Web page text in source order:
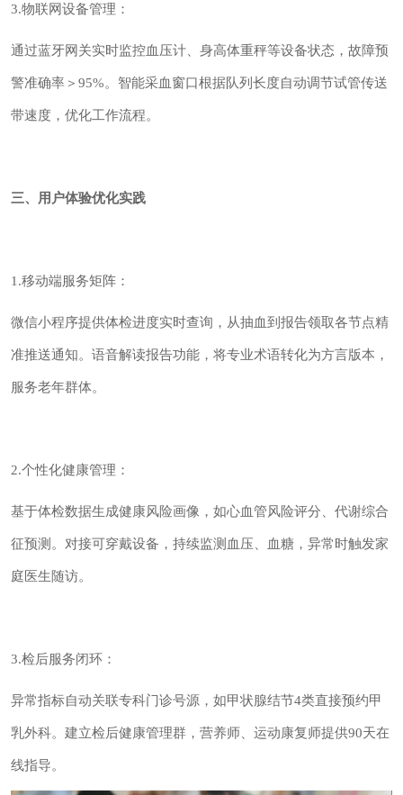
3.物联网设备管理：
通过蓝牙网关实时监控血压计、身高体重秤等设备状态，故障预
警准确率＞95%。智能采血窗口根据队列长度自动调节试管传送
带速度，优化工作流程。
三、用户体验优化实践
1.移动端服务矩阵：
微信小程序提供体检进度实时查询，从抽血到报告领取各节点精
准推送通知。语音解读报告功能，将专业术语转化为方言版本，
服务老年群体。
2.个性化健康管理：
基于体检数据生成健康风险画像，如心血管风险评分、代谢综合
征预测。对接可穿戴设备，持续监测血压、血糖，异常时触发家
庭医生随访。
3.检后服务闭环：
异常指标自动关联专科门诊号源，如甲状腺结节4类直接预约甲
乳外科。建立检后健康管理群，营养师、运动康复师提供90天在
线指导。